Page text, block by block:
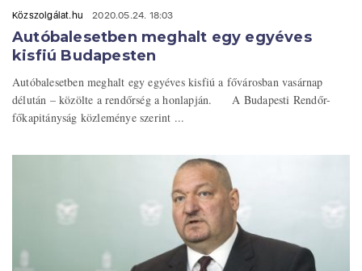
Közszolgálat.hu 2020.05.24. 18:03
Autóbalesetben meghalt egy egyéves
kisfiú Budapesten
Autóbalesetben meghalt egy egyéves kisfiú a fővárosban vasárnap
délután – közölte a rendőrség a honlapján. A Budapesti Rendőr-
főkapitányság közleménye szerint ...